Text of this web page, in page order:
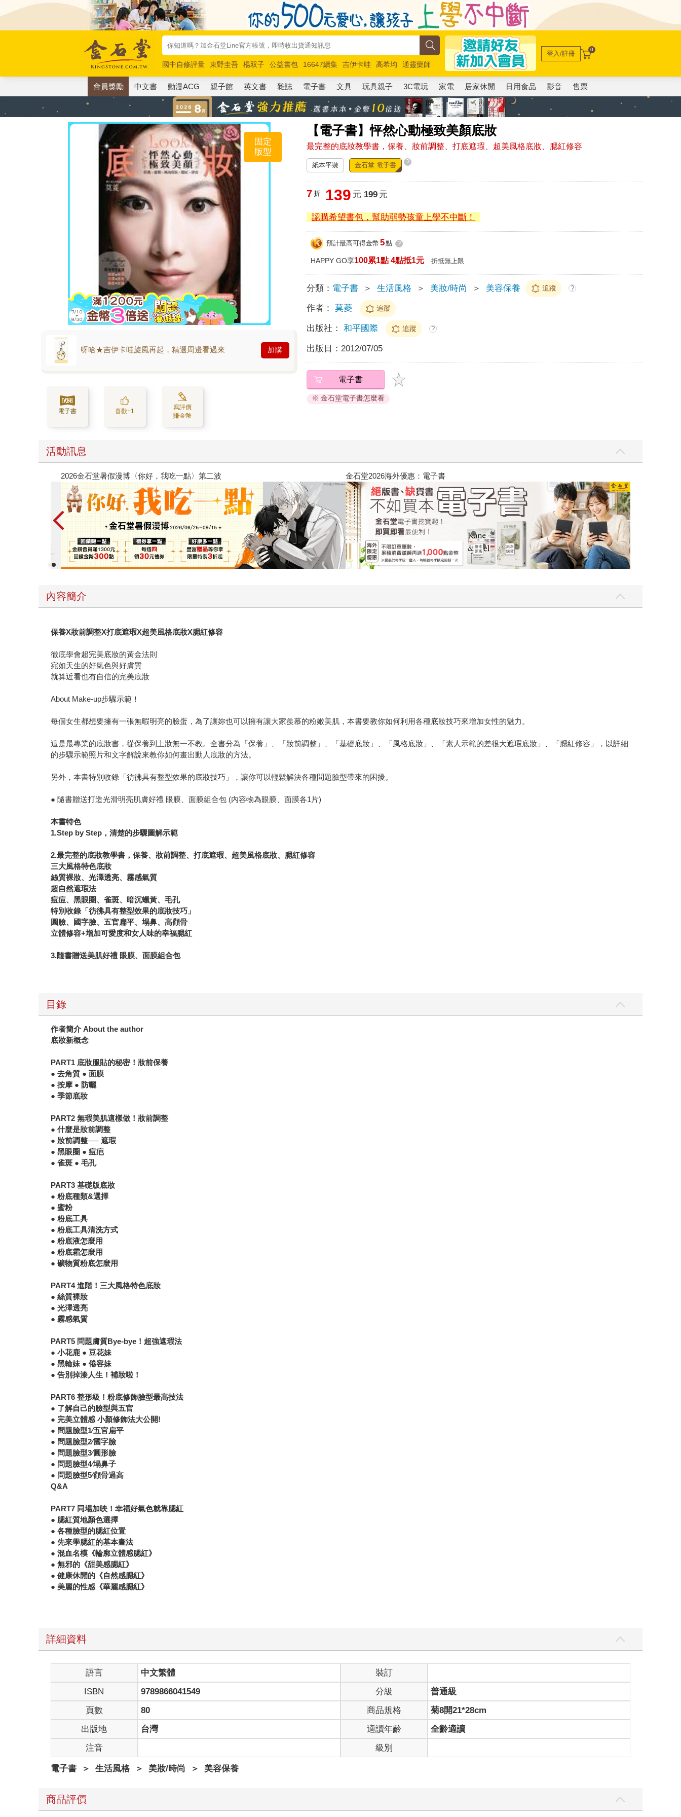
國中自修評量 東野圭吾 楊双子 公益書包 16647續集 吉伊卡哇 高希均
通靈藥師
唯紅花綻放
奧德賽 路邊攤新作 馬斯克 玩具總動員5 超慢跑
登入/註冊 0
會員獎勵 中文書 動漫ACG 親子館 英文書 雜誌 電子書 文具 玩具親子 3C電玩 家電 居家休閒 日用食品 影音 售票
【電子書】怦然心動極致美顏底妝
最完整的底妝教學書，保養、妝前調整、打底遮瑕、超美風格底妝、腮紅修容
固定
版型
呀哈★吉伊卡哇旋風再起，精選周邊看過來 加購
電子書 喜歡+1
寫評價
賺金幣
紙本平裝 金石堂 電子書 ?
7 折 139 元 199元
認購希望書包，幫助弱勢孩童上學不中斷！
預計最高可得金幣 5點 ?
HAPPY GO享100累1點 4點抵1元 折抵無上限
分類： 電子書 ＞ 生活風格 ＞ 美妝/時尚 ＞ 美容保養 追蹤 ?
作者： 莫菱 追蹤
出版社： 和平國際 追蹤 ?
出版日： 2012/07/05
電子書
※ 金石堂電子書怎麼看
活動訊息
春光ｘ奇幻基地｜全書系展 2026金石堂暑假漫博〈你好，我吃一點〉第二波
內容簡介
保養X妝前調整X打底遮瑕X超美風格底妝X腮紅修容
徹底學會超完美底妝的黃金法則
宛如天生的好氣色與好膚質
就算近看也有自信的完美底妝
About Make-up步驟示範！
每個女生都想要擁有一張無暇明亮的臉蛋，為了讓妳也可以擁有讓大家羨慕的粉嫩美肌，本書要教你如何利用各種底妝技巧來增加女性的魅力。
這是最專業的底妝書，從保養到上妝無一不教。全書分為「保養」、「妝前調整」、「基礎底妝」、「風格底妝」、「素人示範的差很大遮瑕底妝」、「腮紅修容」，以詳細
的步驟示範照片和文字解說來教你如何畫出動人底妝的方法。
另外，本書特別收錄「彷彿具有整型效果的底妝技巧」，讓你可以輕鬆解決各種問題臉型帶來的困擾。
● 隨書贈送打造光滑明亮肌膚好禮 眼膜、面膜組合包 (內容物為眼膜、面膜各1片)
本書特色
1.Step by Step，清楚的步驟圖解示範
2.最完整的底妝教學書，保養、妝前調整、打底遮瑕、超美風格底妝、腮紅修容
三大風格特色底妝
絲質裸妝、光澤透亮、霧感氣質
超自然遮瑕法
痘痘、黑眼圈、雀斑、暗沉蠟黃、毛孔
特別收錄「彷彿具有整型效果的底妝技巧」
圓臉、國字臉、五官扁平、塌鼻、高顴骨
立體修容+增加可愛度和女人味的幸福腮紅
3.隨書贈送美肌好禮 眼膜、面膜組合包
目錄
作者簡介 About the author
底妝新概念
PART1 底妝服貼的秘密！妝前保養
● 去角質 ● 面膜
● 按摩 ● 防曬
● 季節底妝
PART2 無瑕美肌這樣做！妝前調整
● 什麼是妝前調整
● 妝前調整── 遮瑕
● 黑眼圈 ● 痘疤
● 雀斑 ● 毛孔
PART3 基礎版底妝
● 粉底種類&選擇
● 蜜粉
● 粉底工具
● 粉底工具清洗方式
● 粉底液怎麼用
● 粉底霜怎麼用
● 礦物質粉底怎麼用
PART4 進階！三大風格特色底妝
● 絲質裸妝
● 光澤透亮
● 霧感氣質
PART5 問題膚質Bye-bye！超強遮瑕法
● 小花鹿 ● 豆花妹
● 黑輪妹 ● 倦容妹
● 告別掉漆人生！補妝啦！
PART6 整形級！粉底修飾臉型最高技法
● 了解自己的臉型與五官
● 完美立體感 小顏修飾法大公開!
● 問題臉型1∕五官扁平
● 問題臉型2∕國字臉
● 問題臉型3∕圓形臉
● 問題臉型4∕塌鼻子
● 問題臉型5∕顴骨過高
Q&A
PART7 同場加映！幸福好氣色就靠腮紅
● 腮紅質地顏色選擇
● 各種臉型的腮紅位置
● 先來學腮紅的基本畫法
● 混血名模《輪廓立體感腮紅》
● 無邪的《甜美感腮紅》
● 健康休閒的《自然感腮紅》
● 美麗的性感《華麗感腮紅》
詳細資料
語言 中文繁體
裝訂
ISBN
9789866041549 分級
普通級
頁數
80 商品規格
菊8開21*28cm
出版地
台灣 適讀年齡
全齡適讀
注音
級別
電子書 ＞ 生活風格 ＞ 美妝/時尚 ＞ 美容保養
商品評價